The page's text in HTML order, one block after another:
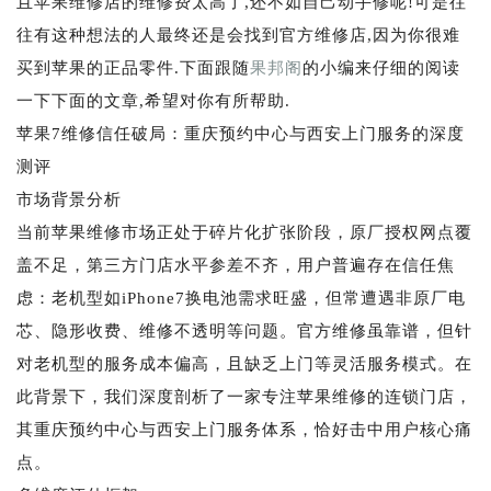
往有这种想法的人最终还是会找到官方维修店,因为你很难
买到苹果的正品零件.下面跟随果邦阁的小编来仔细的阅读
一下下面的文章,希望对你有所帮助.
苹果7维修信任破局：重庆预约中心与西安上门服务的深度
测评
市场背景分析
当前苹果维修市场正处于碎片化扩张阶段，原厂授权网点覆
盖不足，第三方门店水平参差不齐，用户普遍存在信任焦
虑：老机型如iPhone7换电池需求旺盛，但常遭遇非原厂电
芯、隐形收费、维修不透明等问题。官方维修虽靠谱，但针
对老机型的服务成本偏高，且缺乏上门等灵活服务模式。在
此背景下，我们深度剖析了一家专注苹果维修的连锁门店，
其重庆预约中心与西安上门服务体系，恰好击中用户核心痛
点。